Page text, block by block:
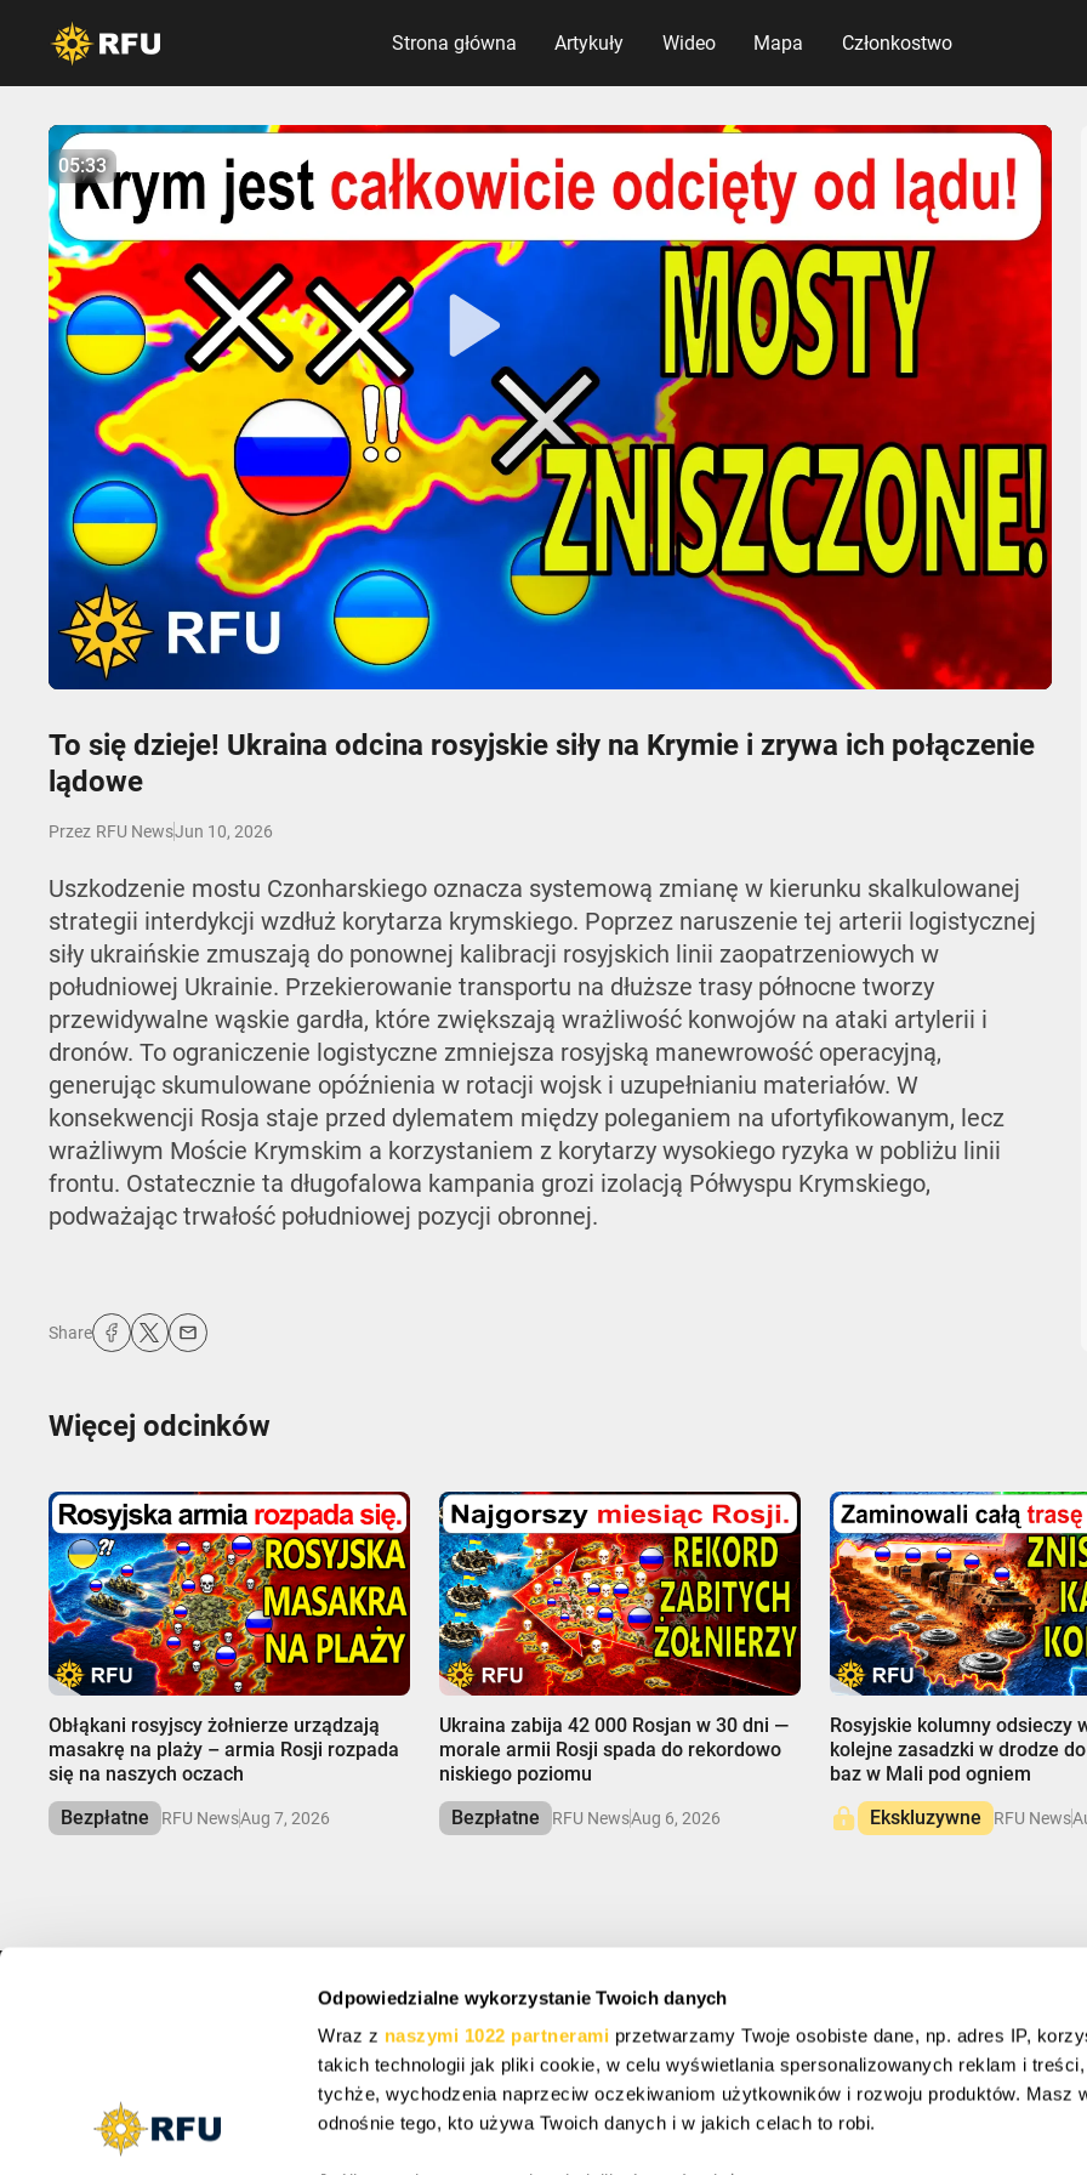
Odpowiedzialne wykorzystanie Twoich danych
Wraz z naszymi 1022 partnerami przetwarzamy Twoje osobiste dane, np. adres IP,
takich technologii jak pliki cookie, w celu wyświetlania spersonalizowanych reklam i
tychże, wychodzenia naprzeciw oczekiwaniom użytkowników i rozwoju produktów. Masz
odnośnie tego, kto używa Twoich danych i w jakich celach to robi.
Strona główna Artykuły Wideo Mapa Członkostwo
Play Mute Settings
Enter
No items found.
05:33
To się dzieje! Ukraina odcina rosyjskie siły na Krymie i zrywa ich połączenie
lądowe
Przez RFU NewsJun 10, 2026
Uszkodzenie mostu Czonharskiego oznacza systemową zmianę w kierunku skalkulowanej
strategii interdykcji wzdłuż korytarza krymskiego. Poprzez naruszenie tej arterii logistycznej
siły ukraińskie zmuszają do ponownej kalibracji rosyjskich linii zaopatrzeniowych w
południowej Ukrainie. Przekierowanie transportu na dłuższe trasy północne tworzy
przewidywalne wąskie gardła, które zwiększają wrażliwość konwojów na ataki artylerii i
dronów. To ograniczenie logistyczne zmniejsza rosyjską manewrowość operacyjną,
generując skumulowane opóźnienia w rotacji wojsk i uzupełnianiu materiałów. W
konsekwencji Rosja staje przed dylematem między poleganiem na ufortyfikowanym, lecz
wrażliwym Moście Krymskim a korzystaniem z korytarzy wysokiego ryzyka w pobliżu linii
frontu. Ostatecznie ta długofalowa kampania grozi izolacją Półwyspu Krymskiego,
podważając trwałość południowej pozycji obronnej.
Share
Więcej odcinków
Obłąkani rosyjscy żołnierze urządzają
masakrę na plaży – armia Rosji rozpada
się na naszych oczach
Bezpłatne
RFU NewsAug 7, 2026
Ukraina zabija 42 000 Rosjan w 30 dni —
morale armii Rosji spada do rekordowo
niskiego poziomu
Bezpłatne
RFU NewsAug 6, 2026
Rosyjskie kolumny odsieczy
kolejne zasadzki w drodze
baz w Mali pod ogniem
Ekskluzywne
RFU News
Vacancy: Reporter
Vacancy: Localization Specialist
Zapisz się, aby otrzymać specjalne oferty, darmowe prezenty i oferty życia.
otrzymywanie aktualizacji od naszej firmy.